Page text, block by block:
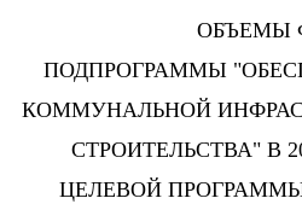
ОБЪЕМЫ
ПОДПРОГРАММЫ
КОММУНАЛЬНОЙ
СТРОИТЕЛЬСТВА" В
ЦЕЛЕВОЙ